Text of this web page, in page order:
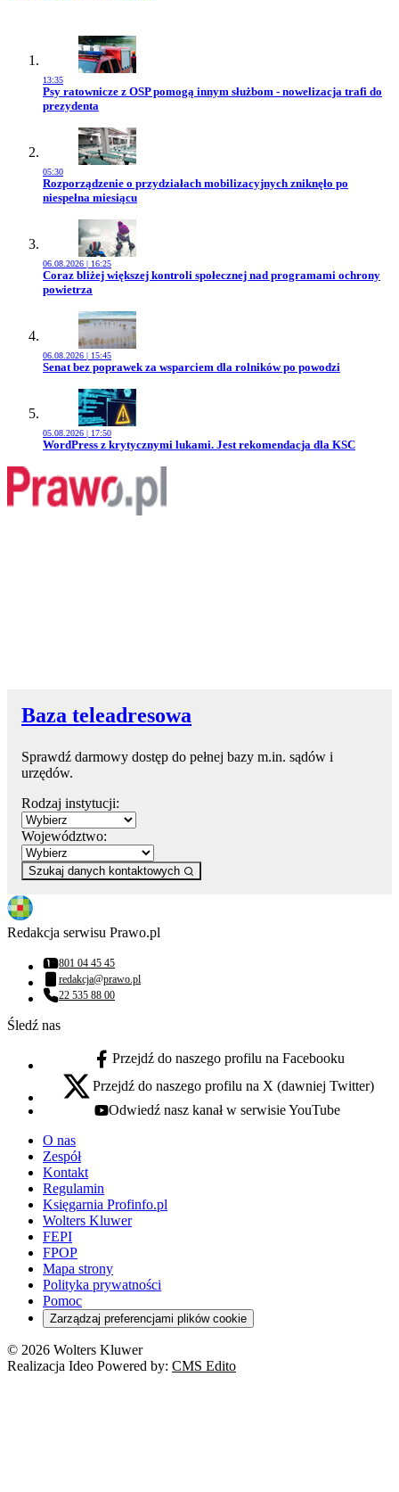
13:35
Przejdź do artykułu:
Psy ratownicze z OSP pomogą innym służbom - nowelizacja trafi do
prezydenta
05:30
Przejdź do artykułu:
Rozporządzenie o przydziałach mobilizacyjnych zniknęło po
niespełna miesiącu
06.08.2026 | 16:25
Przejdź do artykułu:
Coraz bliżej większej kontroli społecznej nad programami ochrony
powietrza
06.08.2026 | 15:45
Przejdź do artykułu:
Senat bez poprawek za wsparciem dla rolników po powodzi
05.08.2026 | 17:50
Przejdź do artykułu:
WordPress z krytycznymi lukami. Jest rekomendacja dla KSC
Baza teleadresowa
Sprawdź darmowy dostęp do pełnej bazy m.in. sądów i
urzędów.
Rodzaj instytucji:
Województwo:
Szukaj danych kontaktowych
Redakcja serwisu Prawo.pl
Numer telefonu:
801 04 45 45
Adres email:
redakcja@prawo.pl
Numer telefonu:
22 535 88 00
Śledź nas
facebook - otwiera się w nowej karcie
Przejdź do naszego profilu na Facebooku
x - otwiera się w nowej karcie
Przejdź do naszego profilu na X (dawniej Twitter)
youtube - otwiera się w nowej karcie
Odwiedź nasz kanał w serwisie YouTube
O nas
Zespół
Kontakt
Regulamin
Księgarnia Profinfo.pl
Wolters Kluwer
FEPI
FPOP
Mapa strony
Polityka prywatności
Pomoc
Zarządzaj preferencjami plików cookie
© 2026 Wolters Kluwer
Realizacja Ideo Powered by: CMS Edito